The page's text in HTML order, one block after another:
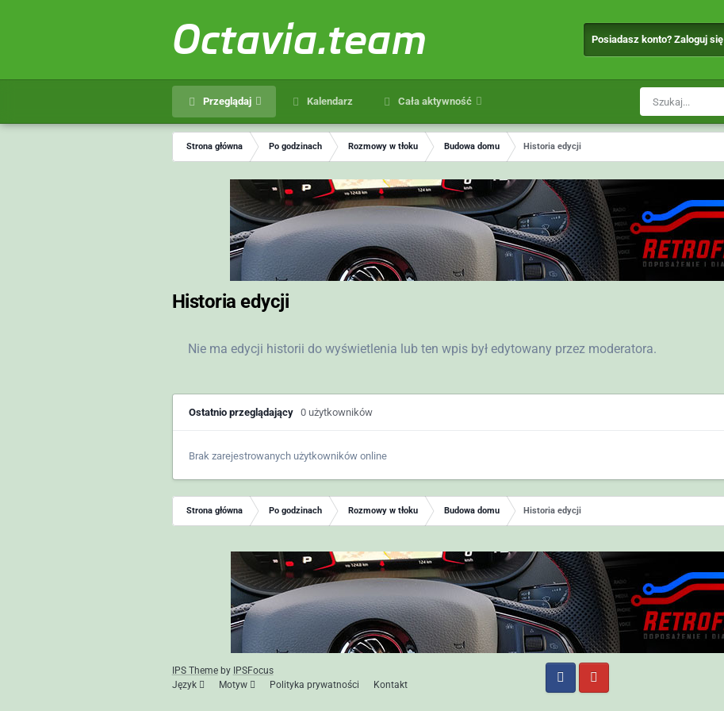
Octavia.team Posiadasz konto? Zaloguj się
Przeglądaj Kalendarz Cała aktywność
Strona główna Po godzinach Rozmowy w tłoku Budowa domu Historia edycji
Historia edycji
Nie ma edycji historii do wyświetlenia lub ten wpis był edytowany przez moderatora.
Ostatnio przeglądający 0 użytkowników
Brak zarejestrowanych użytkowników online
Strona główna Po godzinach Rozmowy w tłoku Budowa domu Historia edycji
IPS Themeby IPSFocus
Język
Motyw Polityka prywatności Kontakt